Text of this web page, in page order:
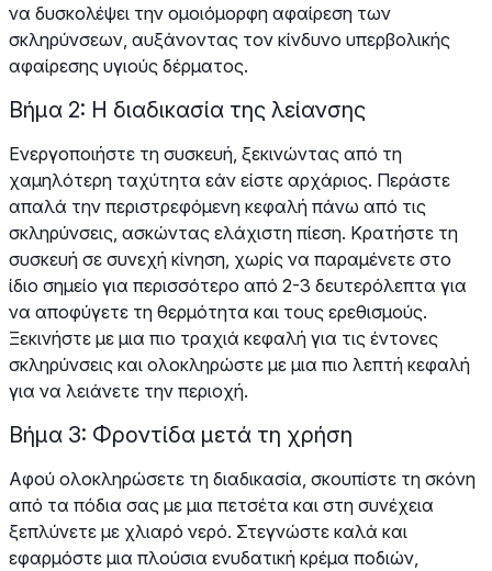
να δυσκολέψει την ομοιόμορφη αφαίρεση των
σκληρύνσεων, αυξάνοντας τον κίνδυνο υπερβολικής
αφαίρεσης υγιούς δέρματος.
Βήμα 2: Η διαδικασία της λείανσης
Ενεργοποιήστε τη συσκευή, ξεκινώντας από τη
χαμηλότερη ταχύτητα εάν είστε αρχάριος. Περάστε
απαλά την περιστρεφόμενη κεφαλή πάνω από τις
σκληρύνσεις, ασκώντας ελάχιστη πίεση. Κρατήστε τη
συσκευή σε συνεχή κίνηση, χωρίς να παραμένετε στο
ίδιο σημείο για περισσότερο από 2-3 δευτερόλεπτα για
να αποφύγετε τη θερμότητα και τους ερεθισμούς.
Ξεκινήστε με μια πιο τραχιά κεφαλή για τις έντονες
σκληρύνσεις και ολοκληρώστε με μια πιο λεπτή κεφαλή
για να λειάνετε την περιοχή.
Βήμα 3: Φροντίδα μετά τη χρήση
Αφού ολοκληρώσετε τη διαδικασία, σκουπίστε τη σκόνη
από τα πόδια σας με μια πετσέτα και στη συνέχεια
ξεπλύνετε με χλιαρό νερό. Στεγνώστε καλά και
εφαρμόστε μια πλούσια ενυδατική κρέμα ποδιών,